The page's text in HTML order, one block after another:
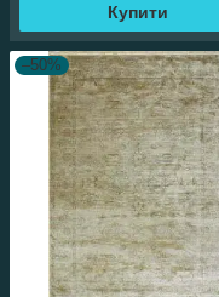
Купити
–50%